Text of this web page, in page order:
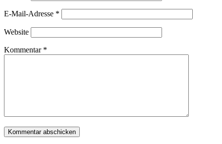
E-Mail-Adresse *
Website
Kommentar *